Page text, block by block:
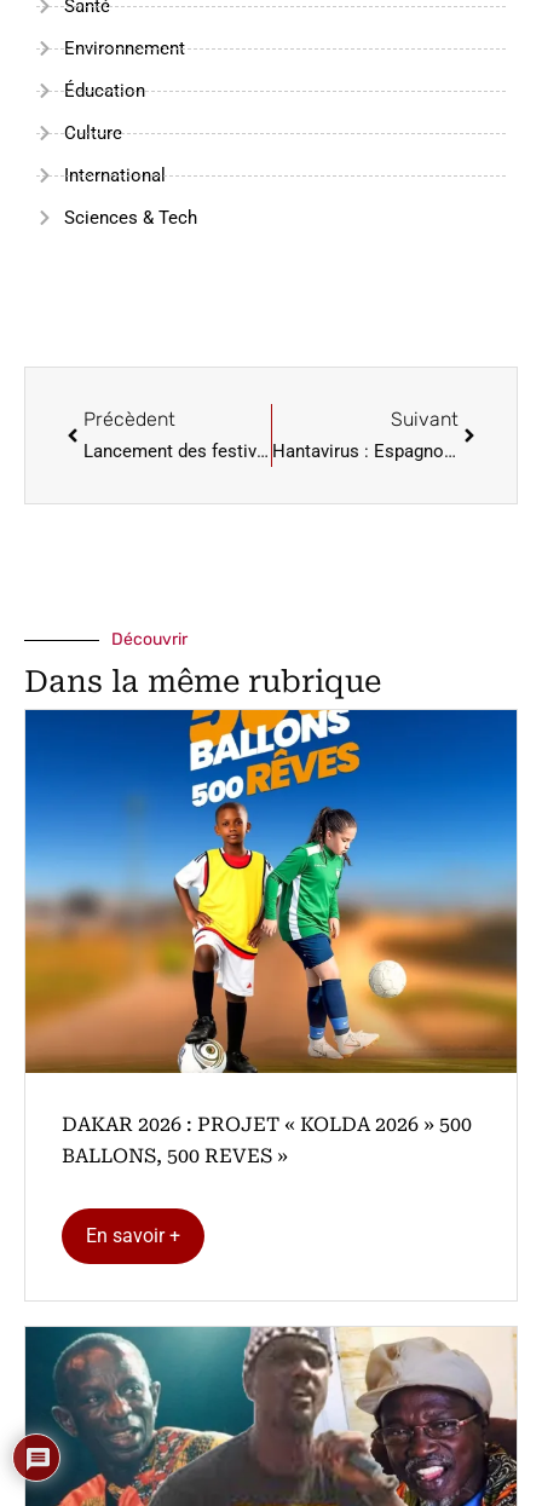
Santé
Environnement
Éducation
Culture
International
Sciences & Tech
Précèdent
Lancement des festivités de l’Eurovision, sur fond de boycott autour d’Israël
Suivant
Hantavirus : Espagnols et Français, premiers évacués du Hondius aux Canaries
Découvrir
Dans la même rubrique
DAKAR 2026 : PROJET « KOLDA 2026 » 500
BALLONS, 500 REVES »
En savoir +